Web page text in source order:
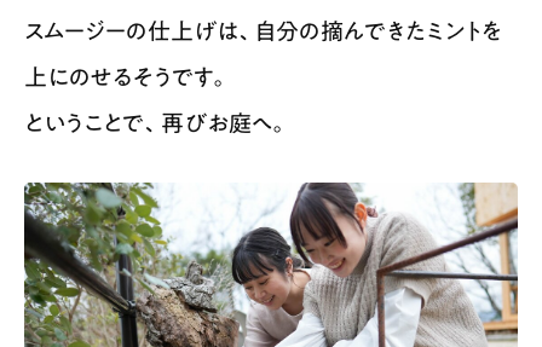
スムージーの仕上げは、自分の摘んできたミントを
上にのせるそうです。
ということで、再びお庭へ。